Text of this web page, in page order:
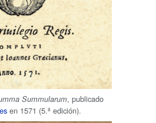
Summularum, publicado
en 1571 (5.ª edición).